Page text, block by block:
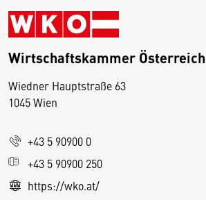
Wirtschaftskammer Österreich
Wiedner Hauptstraße 63
1045 Wien
+43 5 90900 0
+43 5 90900 250
https://wko.at/
D
s
e
S